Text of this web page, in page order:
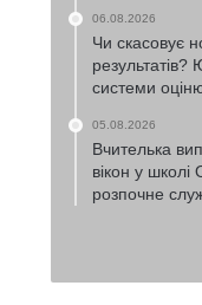
06.08.2026
Чи скасовує
системи
05.08.2026
Вчителька
вікон у
розпочне